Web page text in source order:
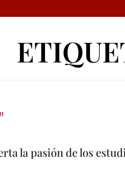
la pasión de los